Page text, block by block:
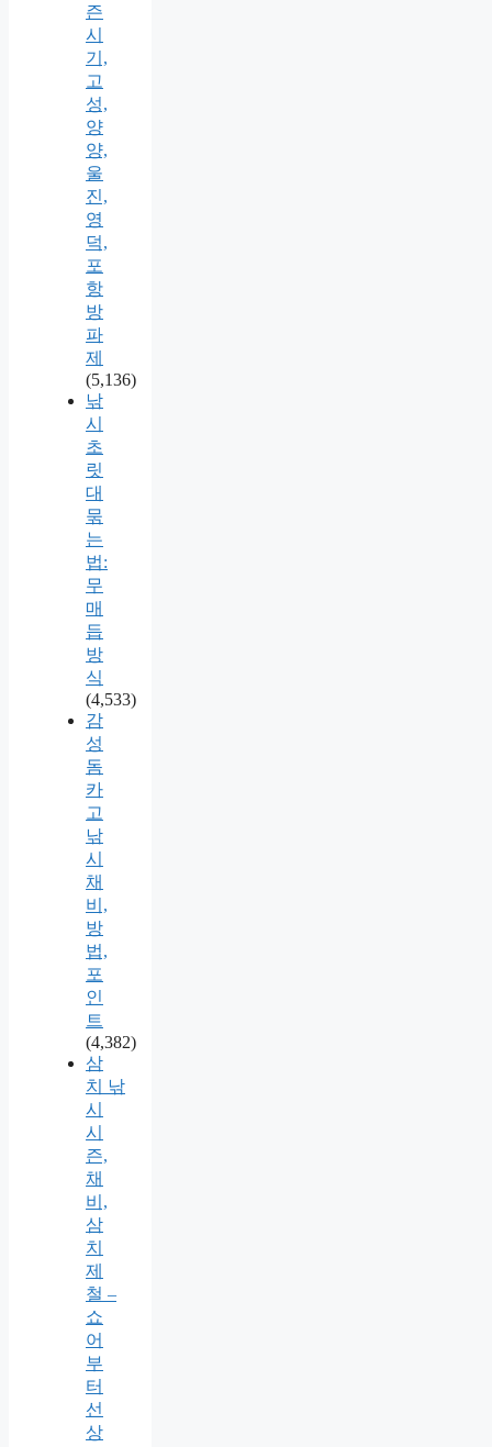
즌
시
기,
고
성,
양
양,
울
진,
영
덕,
포
항
방
파
제
(5,136)
낚
시
초
릿
대
묶
는
법:
무
매
듭
방
식
(4,533)
감
성
돔
카
고
낚
시
채
비,
방
법,
포
인
트
(4,382)
삼
치 낚
시
시
즌,
채
비,
삼
치
제
철 –
쇼
어
부
터
선
상